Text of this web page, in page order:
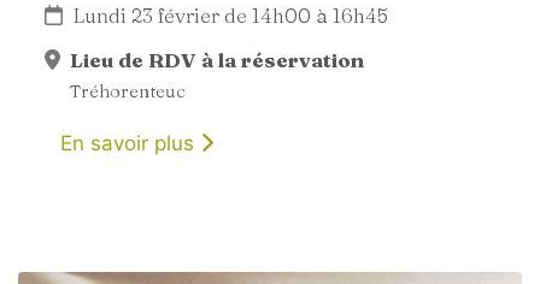
Lundi 23 février de 14h00 à 16h45
Lieu de RDV à la réservation
Tréhorenteuc
En savoir plus